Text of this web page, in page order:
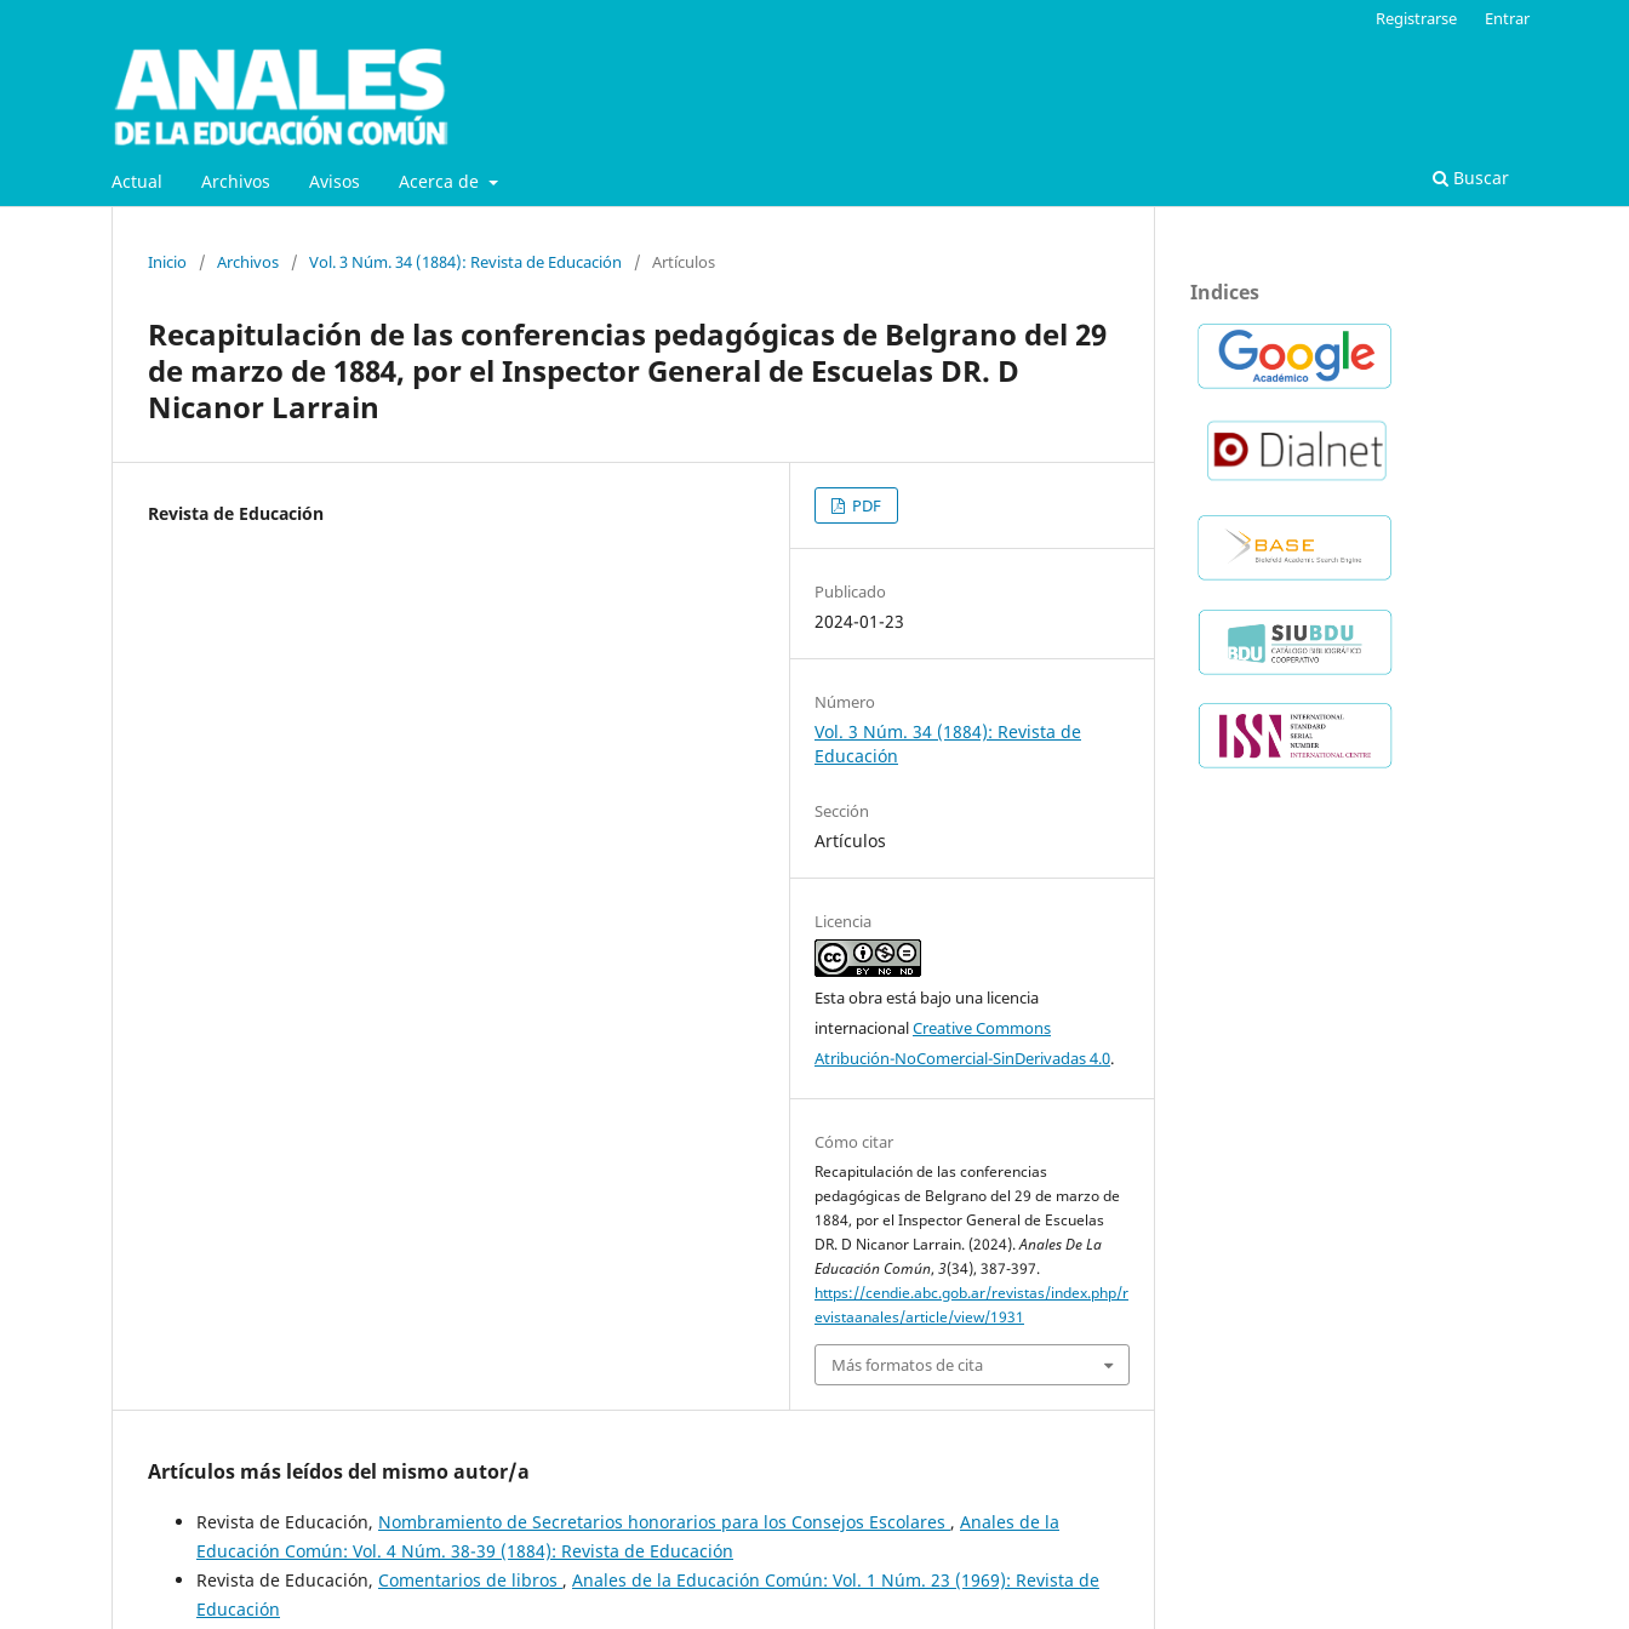
Actual Archivos Avisos Acerca de Buscar
Registrarse Entrar
Inicio / Archivos / Vol. 3 Núm. 34 (1884): Revista de Educación / Artículos
Recapitulación de las conferencias pedagógicas de Belgrano del 29
de marzo de 1884, por el Inspector General de Escuelas DR. D
Nicanor Larrain
Revista de Educación PDF
Publicado
2024-01-23
Número
Vol. 3 Núm. 34 (1884): Revista de
Educación
Sección
Artículos
Licencia
Esta obra está bajo una licencia
internacionalCreative Commons
Atribución-NoComercial-SinDerivadas 4.0.
Cómo citar
Recapitulación de las conferencias
pedagógicas de Belgrano del 29 de marzo de
1884, por el Inspector General de Escuelas
DR. D Nicanor Larrain. (2024).Anales De La
Educación Común, 3(34), 387-397.
https://cendie.abc.gob.ar/revistas/index.php/r
evistaanales/article/view/1931
Más formatos de cita
Artículos más leídos del mismo autor/a
Revista de Educación, Nombramiento de Secretarios honorarios para los Consejos Escolares , Anales de la
Educación Común: Vol. 4 Núm. 38-39 (1884): Revista de Educación
Revista de Educación, Comentarios de libros , Anales de la Educación Común: Vol. 1 Núm. 23 (1969): Revista de
Educación
Indices